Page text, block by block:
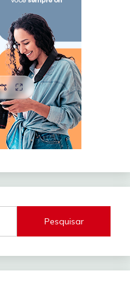
Pesquisar